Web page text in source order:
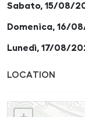
Sabato, 15/08/
Domenica, 16/
Lunedì, 17/08/
LOCATION